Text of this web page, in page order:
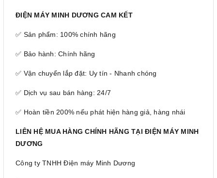
ĐIỆN MÁY MINH DƯƠNG CAM KẾT
✅ Sản phẩm: 100% chính hãng
✅ Bảo hành: Chính hãng
✅ Vận chuyển lắp đặt: Uy tín - Nhanh chóng
✅ Dịch vụ sau bán hàng: 24/7
✅ Hoàn tiền 200% nếu phát hiện hàng giả, hàng nhái
LIÊN HỆ MUA HÀNG CHÍNH HÃNG TẠI ĐIỆN MÁY MINH
DƯƠNG
Công ty TNHH Điện máy Minh Dương